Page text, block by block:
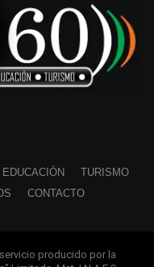
EDUCACIÓN
TURISMO
CONTACTO
producido por la